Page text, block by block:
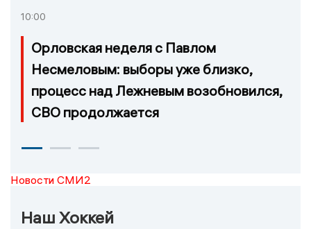
10:00
Орловская неделя с Павлом
Несмеловым: выборы уже близко,
процесс над Лежневым возобновился,
СВО продолжается
Новости СМИ2
Наш Хоккей